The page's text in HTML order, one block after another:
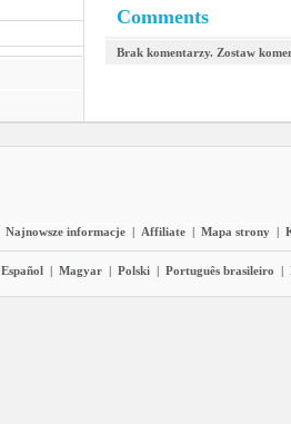
Comments
Brak komentarzy. Zostaw
Najnowsze informacje | Affiliate | Mapa strony |
Español | Magyar | Polski | Português brasileiro |